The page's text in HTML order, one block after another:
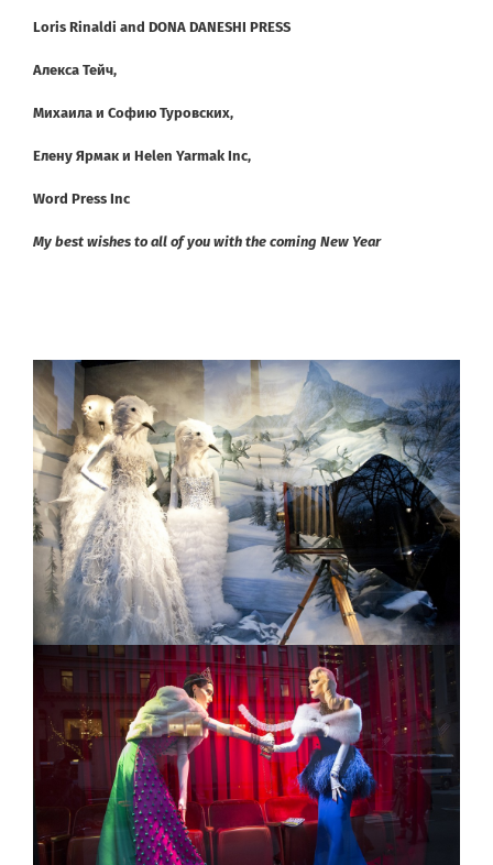
Loris Rinaldi and DONA DANESHI PRESS
Алекса Тейч,
Михаила и Софию Туровских,
Елену Ярмак и Helen Yarmak Inc,
Word Press Inc
My best wishes to all of you with the coming New Year